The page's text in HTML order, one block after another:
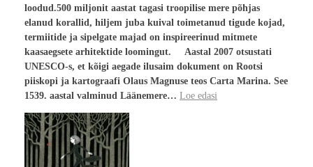
loodud.500 miljonit aastat tagasi troopilise mere põhjas
elanud korallid, hiljem juba kuival toimetanud tigude kojad,
termiitide ja sipelgate majad on inspireerinud mitmete
kaasaegsete arhitektide loomingut. Aastal 2007 otsustati
UNESCO-s, et kõigi aegade ilusaim dokument on Rootsi
piiskopi ja kartograafi Olaus Magnuse teos Carta Marina. See
1539. aastal valminud Läänemere… Loe edasi